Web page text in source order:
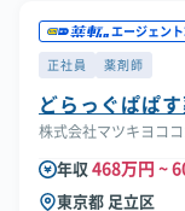
エージェント
正社員 薬剤師
どらっぐぱぱ
株式会社マツキヨコ
年収 468万円 ~
東京都 足立区